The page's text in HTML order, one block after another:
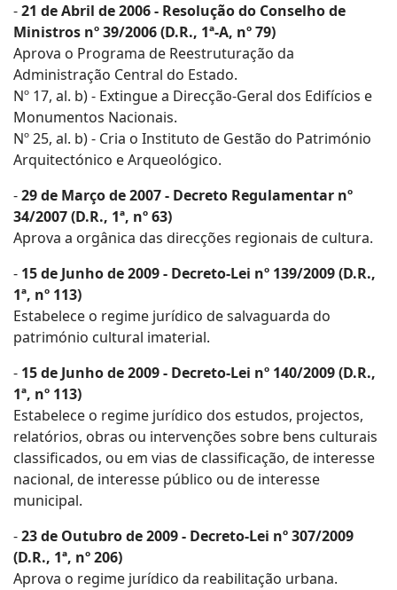
-21 de Abril de 2006 - Resolução do Conselho de
Ministros nº 39/2006 (D.R., 1ª-A, nº 79)
Aprova o Programa de Reestruturação da
Administração Central do Estado.
Nº 17, al. b) - Extingue a Direcção-Geral dos Edifícios e
Monumentos Nacionais.
Nº 25, al. b) - Cria o Instituto de Gestão do Património
Arquitectónico e Arqueológico.
-29 de Março de 2007 - Decreto Regulamentar nº
34/2007 (D.R., 1ª, nº 63)
Aprova a orgânica das direcções regionais de cultura.
- 15 de Junho de 2009 - Decreto-Lei nº 139/2009 (D.R.,
1ª, nº 113)
Estabelece o regime jurídico de salvaguarda do
património cultural imaterial.
- 15 de Junho de 2009 - Decreto-Lei nº 140/2009 (D.R.,
1ª, nº 113)
Estabelece o regime jurídico dos estudos, projectos,
relatórios, obras ou intervenções sobre bens culturais
classificados, ou em vias de classificação, de interesse
nacional, de interesse público ou de interesse
municipal.
-23 de Outubro de 2009 - Decreto-Lei nº 307/2009
(D.R., 1ª, nº 206)
Aprova o regime jurídico da reabilitação urbana.